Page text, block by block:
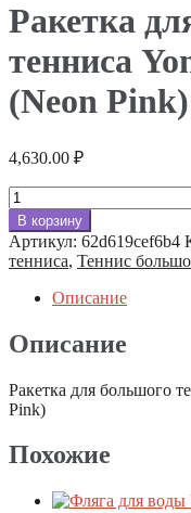
Ракетка
тенниса
(Neon Pink)
4,630.00 ₽
Количество
товара
Ракетка
для
большого
тенниса
Vcore
19
(Neon
Pink)
В корзину
Артикул: 62d619cef6b4
тенниса, Теннис
Описание
Описание
Ракетка для большого
Pink)
Похожие